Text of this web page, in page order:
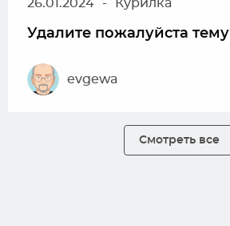
26.01.2024 - Курилка
Удалите пожалуйста тему
evgewa
Смотреть все